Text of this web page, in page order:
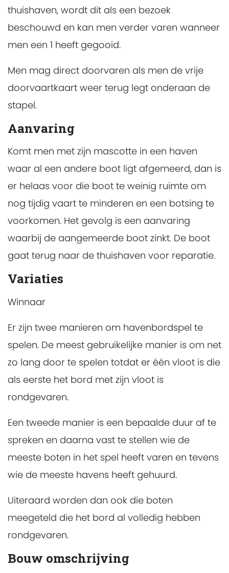
thuishaven, wordt dit als een bezoek
beschouwd en kan men verder varen wanneer
men een 1 heeft gegooid.
Men mag direct doorvaren als men de vrije
doorvaartkaart weer terug legt onderaan de
stapel.
Aanvaring
Komt men met zijn mascotte in een haven
waar al een andere boot ligt afgemeerd, dan is
er helaas voor die boot te weinig ruimte om
nog tijdig vaart te minderen en een botsing te
voorkomen. Het gevolg is een aanvaring
waarbij de aangemeerde boot zinkt. De boot
gaat terug naar de thuishaven voor reparatie.
Variaties
Winnaar
Er zijn twee manieren om havenbordspel te
spelen. De meest gebruikelijke manier is om net
zo lang door te spelen totdat er één vloot is die
als eerste het bord met zijn vloot is
rondgevaren.
Een tweede manier is een bepaalde duur af te
spreken en daarna vast te stellen wie de
meeste boten in het spel heeft varen en tevens
wie de meeste havens heeft gehuurd.
Uiteraard worden dan ook die boten
meegeteld die het bord al volledig hebben
rondgevaren.
Bouw omschrijving